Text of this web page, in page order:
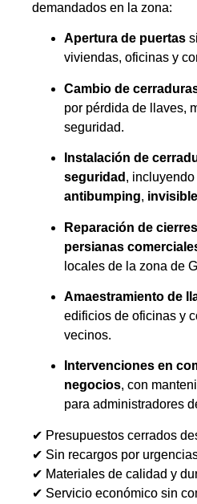
demandados en la zona:
Apertura de puertas
viviendas, oficinas y
Cambio de
por pérdida de llaves,
seguridad.
Instalación de
seguridad ,
antibumping,
Reparación de
persianas
locales de la zona de
Amaestramiento de
edificios de oficinas y
vecinos.
Intervenciones en
negocios, con
para administradores
✔ Presupuestos cerrados
✔ Sin recargos por
✔ Materiales de calidad y
✔ Servicio económico sin